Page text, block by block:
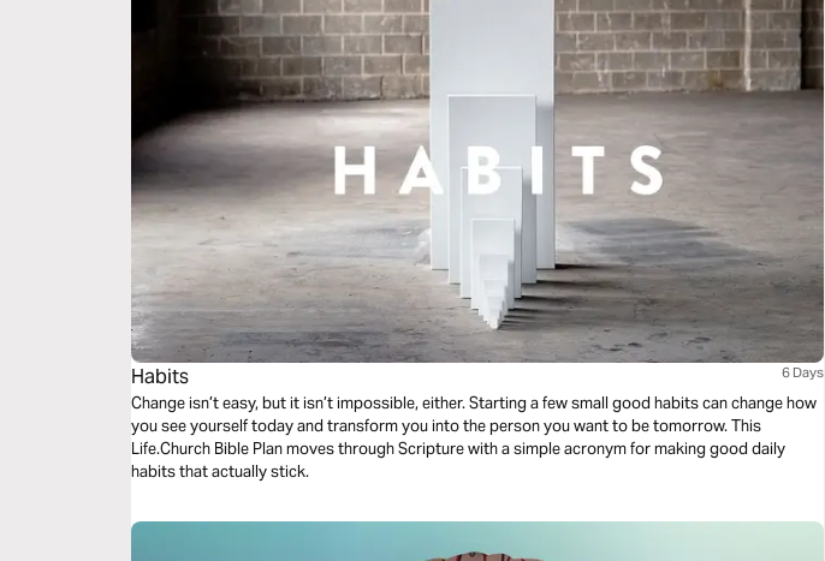
Habits 6 Days
Change isn’t easy, but it isn’t impossible, either. Starting a few small good habits can change how
you see yourself today and transform you into the person you want to be tomorrow. This
Life.Church Bible Plan moves through Scripture with a simple acronym for making good daily
habits that actually stick.